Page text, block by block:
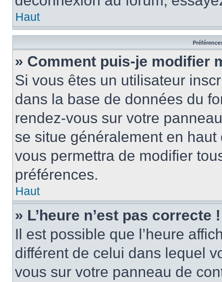
Haut
» Comment puis-je modifier
Si vous êtes un utilisateur
dans la base de données du
rendez-vous sur votre
se situe généralement en
vous permettra de modifier
préférences.
Haut
» L’heure n’est pas correcte !
Il est possible que l’heure
différent de celui dans lequel
vous sur votre panneau de